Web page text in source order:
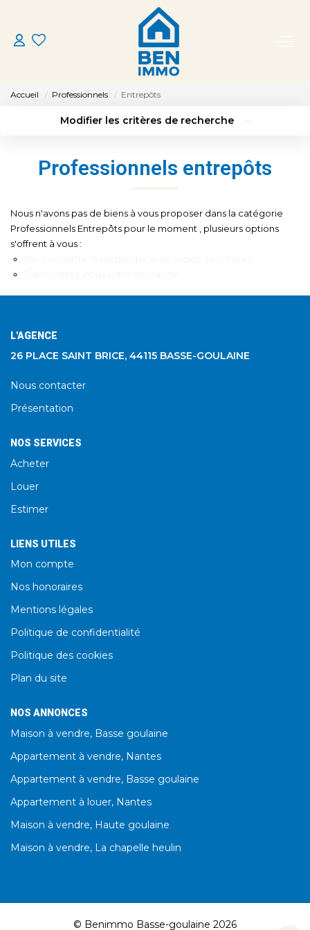
ACHETER
CONTACT
Accueil Professionnels Entrepôts
Modifier les critères de recherche
Sélectionnez...
Type de bien
Surface min
Budget max Plus de critères
Créer une alerte
Professionnels entrepôts
Nous n'avons pas de biens à vous proposer dans la catégorie
Professionnels Entrepôts pour le moment , plusieurs options
s'offrent à vous :
L'AGENCE
26 PLACE SAINT BRICE, 44115 BASSE-GOULAINE
Nous contacter
Présentation
NOS SERVICES
Acheter
Louer
Estimer
LIENS UTILES
Mon compte
Nos honoraires
Mentions légales
Politique de confidentialité
Politique des cookies
Plan du site
NOS ANNONCES
Maison à vendre, Basse goulaine
Appartement à vendre, Nantes
Appartement à vendre, Basse goulaine
Appartement à louer, Nantes
Maison à vendre, Haute goulaine
Maison à vendre, La chapelle heulin
© Benimmo Basse-goulaine 2026